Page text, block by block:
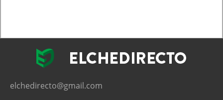
elchedirecto@gmail.com